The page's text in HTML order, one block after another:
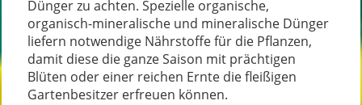
Dünger zu achten. Spezielle organische,
organisch-mineralische und mineralische Dünger
liefern notwendige Nährstoffe für die Pflanzen,
damit diese die ganze Saison mit prächtigen
Blüten oder einer reichen Ernte die fleißigen
Gartenbesitzer erfreuen können.